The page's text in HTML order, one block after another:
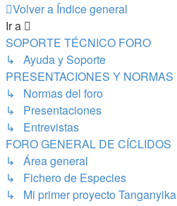
Volver a Índice general
Ir a
SOPORTE TÉCNICO FORO
↳ Ayuda y Soporte
PRESENTACIONES Y NORMAS
↳ Normas del foro
↳ Presentaciones
↳ Entrevistas
FORO GENERAL DE CÍCLIDOS
↳ Área general
↳ Fichero de Especies
↳ Mi primer proyecto Tanganyika